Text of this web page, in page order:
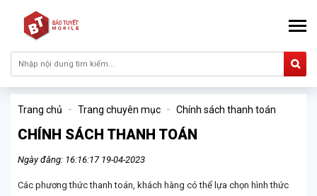
Trang chủ Trang chuyên mục Chính sách thanh toán
CHÍNH SÁCH THANH TOÁN
Ngày đăng: 16:16:17 19-04-2023
Các phương thức thanh toán, khách hàng có thể lựa chọn hình thức